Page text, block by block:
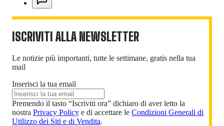
ISCRIVITI ALLA NEWSLETTER
Le notizie più importanti, tutte le settimane, gratis nella tua
mail
Inserisci la tua email
Premendo il tasto “Iscriviti ora” dichiaro di aver letto la
nostra Privacy Policy e di accettare le Condizioni Generali di
Utilizzo dei Siti e di Vendita.